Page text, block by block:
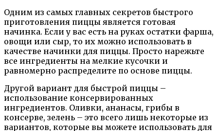
Одним из самых главных секретов быстрого
приготовления пиццы является готовая
начинка. Если у вас есть на руках остатки фарша,
овощи или сыр, то их можно использовать в
качестве начинки для пиццы. Просто нарежьте
все ингредиенты на мелкие кусочки и
равномерно распределите по основе пиццы.
Другой вариант для быстрой пиццы –
использование консервированных
ингредиентов. Оливки, ананасы, грибы в
консерве, зелень – это всего лишь некоторые из
вариантов, которые вы можете использовать для